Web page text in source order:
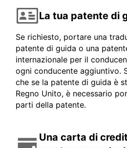
La tua patente di
Se richiesto, portare una
patente di guida o una
internazionale per il
ogni conducente aggiuntivo.
che se la patente di guida è
Regno Unito, è necessario
parti della patente.
Una carta di